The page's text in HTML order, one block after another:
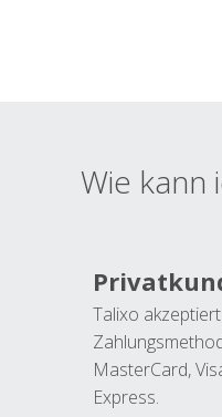
Wie kann
Talixo
MasterCard,
Express.